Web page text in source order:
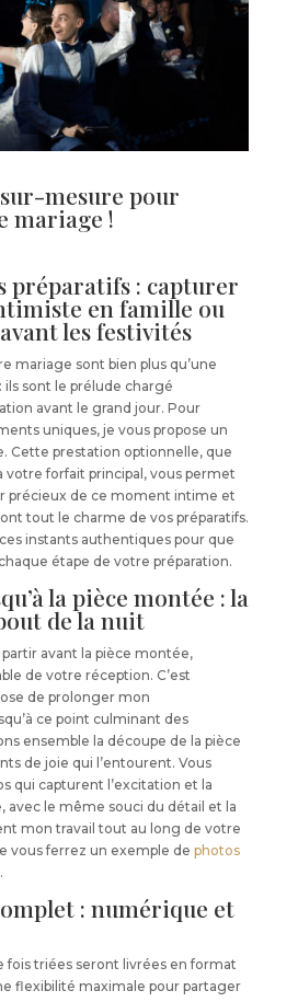
mesure pour
mariage !
préparatifs : capturer
en famille ou
les festivités
mariage sont bien plus qu’une
ils sont le prélude chargé
avant le grand jour. Pour
uniques, je vous propose un
Cette prestation optionnelle, que
votre forfait principal, vous permet
précieux de ce moment intime et
tout le charme de vos préparatifs.
instants authentiques pour que
étape de votre préparation.
la pièce montée : la
de la nuit
avant la pièce montée,
de votre réception. C’est
de prolonger mon
ce point culminant des
ensemble la découpe de la pièce
de joie qui l’entourent. Vous
qui capturent l’excitation et la
avec le même souci du détail et la
mon travail tout au long de votre
vous ferrez un exemple de photos
.
: numérique et
fois triées seront livrées en format
flexibilité maximale pour partager